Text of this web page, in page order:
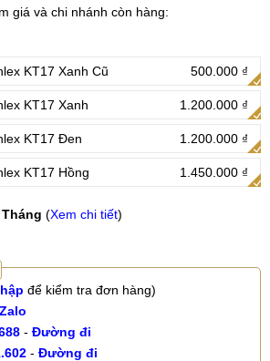
giá và chi nhánh còn hàng:
KT17 Xanh Cũ 500.000 ₫
KT17 Xanh 1.200.000 ₫
KT17 Đen 1.200.000 ₫
KT17 Hồng 1.450.000 ₫
(Xem chi tiết)
để kiểm tra đơn hàng)
- Đường đi
- Đường đi